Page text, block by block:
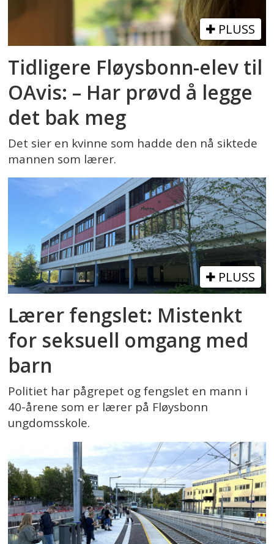
PLUSS
Tidligere Fløysbonn-elev til
OAvis: – Har prøvd å legge
det bak meg
Det sier en kvinne som hadde den nå siktede
mannen som lærer.
PLUSS
Lærer fengslet: Mistenkt
for seksuell omgang med
barn
Politiet har pågrepet og fengslet en mann i
40-årene som er lærer på Fløysbonn
ungdomsskole.